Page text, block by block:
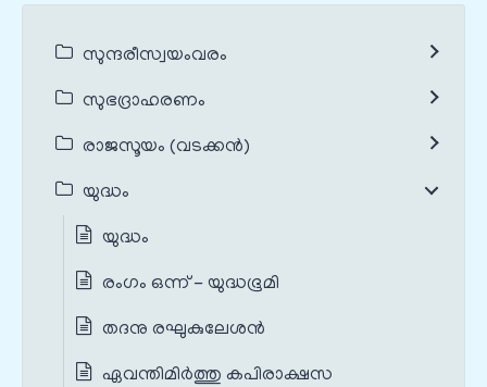
സുന്ദരീസ്വയംവരം
സുഭദ്രാഹരണം
രാജസൂയം (വടക്കൻ)
യുദ്ധം
യുദ്ധം
രംഗം ഒന്ന് - യുദ്ധഭൂമി
തദനു രഘുകുലേശന്‍
ഏവന്തിമിര്‍ത്തു കപിരാക്ഷസ